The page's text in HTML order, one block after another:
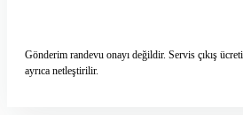
Gönderim randevu onayı değildir. Servis çıkış
ayrıca netleştirilir.